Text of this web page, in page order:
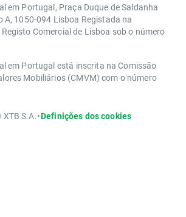
em Portugal, Praça Duque de Saldanha
A, 1050-094 Lisboa Registada na
Comercial de Lisboa sob o número
em Portugal está inscrita na Comissão
Mobiliários (CMVM) com o número
S.A.•Definições dos cookies